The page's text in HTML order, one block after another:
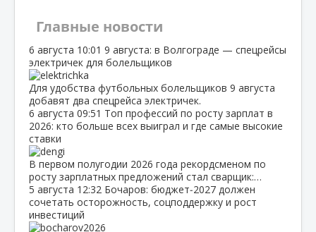
Главные новости
6 августа 10:01 9 августа: в Волгограде — спецрейсы
электричек для болельщиков
Для удобства футбольных болельщиков 9 августа
добавят два спецрейса электричек.
6 августа 09:51 Топ профессий по росту зарплат в
2026: кто больше всех выиграл и где самые высокие
ставки
В первом полугодии 2026 года рекордсменом по
росту зарплатных предложений стал сварщик:…
5 августа 12:32 Бочаров: бюджет‑2027 должен
сочетать осторожность, соцподдержку и рост
инвестиций